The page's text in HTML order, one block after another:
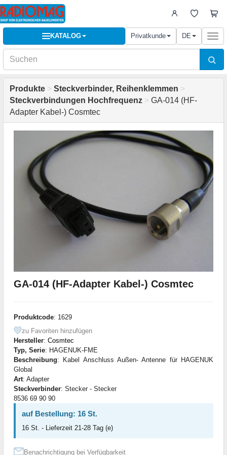
KATALOG Privatkunde DE
Produkte > Steckverbinder, Reihenklemmen >
Steckverbindungen Hochfrequenz > GA-014 (HF-
Adapter Kabel-) Cosmtec
GA-014 (HF-Adapter Kabel-) Cosmtec
Produktcode: 1629
zu Favoriten hinzufügen
Hersteller: Cosmtec
Typ, Serie: HAGENUK-FME
Beschreibung: Kabel Anschluss Außen- Antenne für HAGENUK
Global
Art: Adapter
Steckverbinder: Stecker - Stecker
8536 69 90 90
auf Bestellung: 16 St.
16 St. - Lieferzeit 21-28 Tag (e)
Benachrichtigung bei Verfügbarkeit